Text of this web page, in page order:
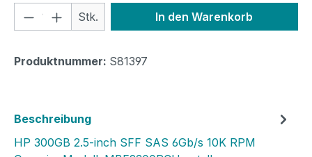
Produkt Anzahl: Gib den
Stk. In den Warenkorb
Produktnummer: S81397
Beschreibung
HP 300GB 2.5-inch SFF SAS 6Gb/s 10K RPM